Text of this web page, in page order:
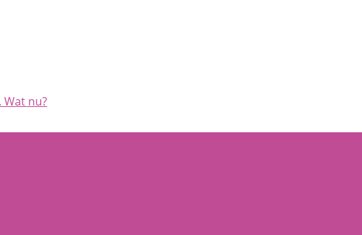
nu?